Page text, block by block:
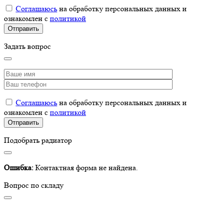
Соглашаюсь на обработку персональных данных и
ознакомлен с политикой
Задать вопрос
Соглашаюсь на обработку персональных данных и
ознакомлен с политикой
Подобрать радиатор
Ошибка: Контактная форма не найдена.
Вопрос по складу